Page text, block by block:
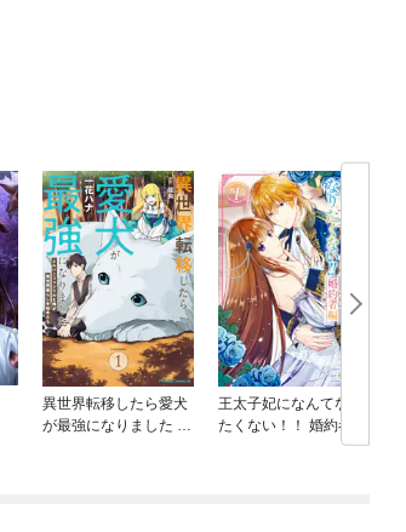
異世界転移したら愛犬
が最強になりました ～
王太子妃になんてなり
たくない！！ 婚約者編